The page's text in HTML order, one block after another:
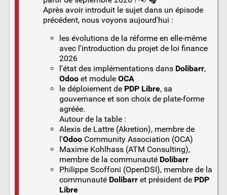
Après avoir introduit le sujet dans un épisode
précédent, nous voyons aujourd'hui :
les évolutions de la réforme en elle-même
avec l'introduction du projet de loi finance
2026
l'état des implémentations dans Dolibarr,
Odooet module OCA
le déploiement de PDP Libre, sa
gouvernance et son choix de plate-forme
agréée.
Autour de la table :
Alexis de Lattre (Akretion), membre de
l'OdooCommunity Association (OCA)
Maxime Kohlhass (ATM Consulting),
membre de la communauté Dolibarr
Philippe Scoffoni (OpenDSI), membre de la
communauté Dolibarret président de PDP
Libre